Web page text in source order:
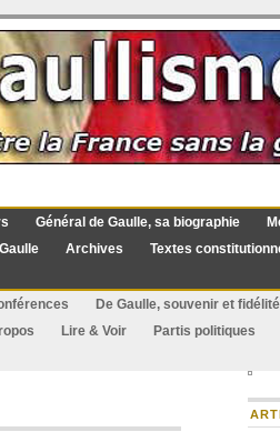
Général de Gaulle, sa biographie
Archives Textes
De Gaulle, souvenir et fidélité
Lire & Voir Partis politiques